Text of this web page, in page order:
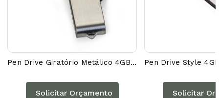
Pen Drive Giratório Metálico 4GB/8GB/16GB/32GB 00016AG
Solicitar Orçamento Solicitar